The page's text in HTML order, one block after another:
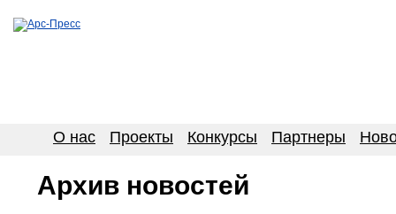
О нас Проекты Конкурсы Партнеры
Архив новостей